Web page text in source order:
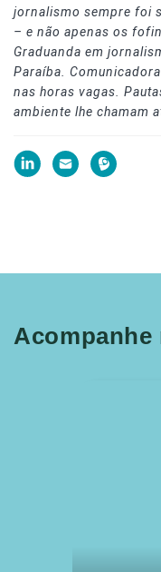
jornalismo sempre foi
– e não apenas os
Graduanda em
Paraíba.
nas horas vagas.
ambiente lhe chamam